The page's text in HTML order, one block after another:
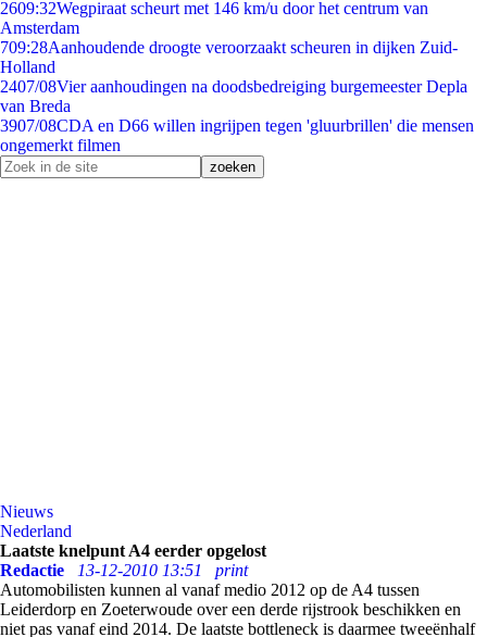
2609:32Wegpiraat scheurt met 146 km/u door het centrum van
Amsterdam
709:28Aanhoudende droogte veroorzaakt scheuren in dijken Zuid-
Holland
2407/08Vier aanhoudingen na doodsbedreiging burgemeester Depla
van Breda
3907/08CDA en D66 willen ingrijpen tegen 'gluurbrillen' die mensen
ongemerkt filmen
Nieuws
Nederland
Laatste knelpunt A4 eerder opgelost
Redactie
13-12-2010 13:51
print
Automobilisten kunnen al vanaf medio 2012 op de A4 tussen
Leiderdorp en Zoeterwoude over een derde rijstrook beschikken en
niet pas vanaf eind 2014. De laatste bottleneck is daarmee tweeënhalf